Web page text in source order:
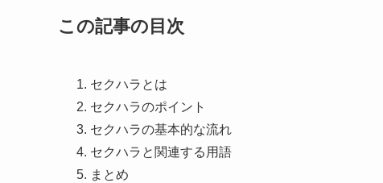
この記事の目次
セクハラとは
セクハラのポイント
セクハラの基本的な流れ
セクハラと関連する用語
まとめ